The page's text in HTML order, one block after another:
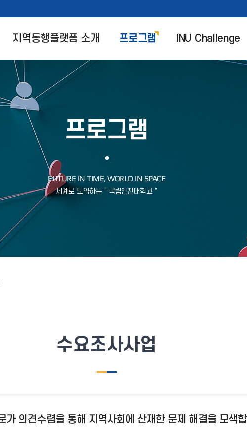
지역동행플랫폼 소개 프로그램 INU Challenge
프로그램
수요조사사업
가 의견수렴을 통해 지역사회에 산재한 문제 해결을 모색